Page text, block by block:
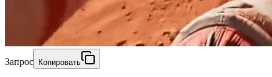
Запрос Копировать